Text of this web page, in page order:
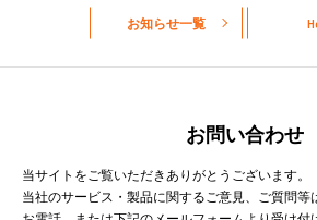
お知らせ一覧
お問い合わせ
当サイトをご覧いただきありがとうございます。
当社のサービス・製品に関するご意見、ご質問等